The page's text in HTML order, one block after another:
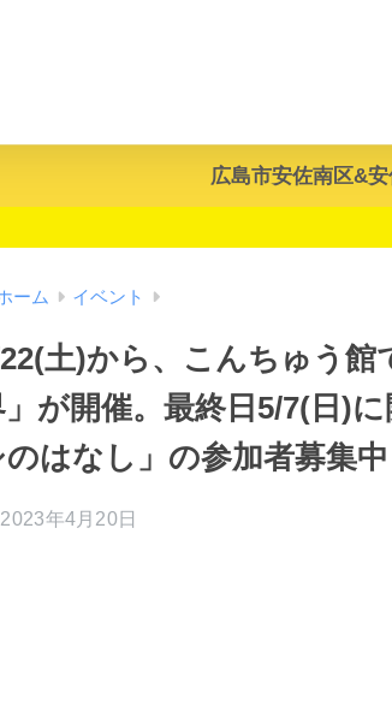
広島市安佐南区&
ーム イベント
土)から、こんちゅう
が開催。最終日5/7(日)
のはなし」の参加者募集中
2023年4月20日